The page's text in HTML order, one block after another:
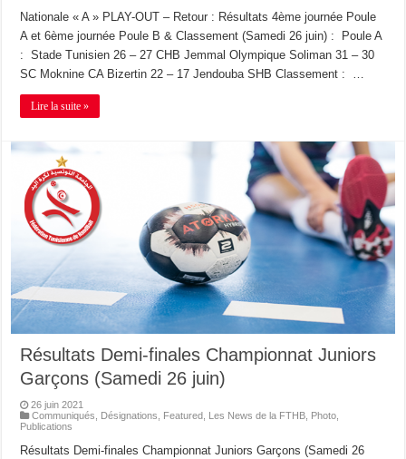
Nationale « A » PLAY-OUT – Retour : Résultats 4ème journée Poule
A et 6ème journée Poule B & Classement (Samedi 26 juin) : Poule A
: Stade Tunisien 26 – 27 CHB Jemmal Olympique Soliman 31 – 30
SC Moknine CA Bizertin 22 – 17 Jendouba SHB Classement : …
Lire la suite »
Résultats Demi-finales Championnat Juniors
Garçons (Samedi 26 juin)
26 juin 2021
Communiqués
Désignations Featured Les News de la FTHB Photo
Publications
Résultats Demi-finales Championnat Juniors Garçons (Samedi 26